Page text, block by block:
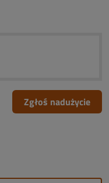
Zgłoś nadużycie